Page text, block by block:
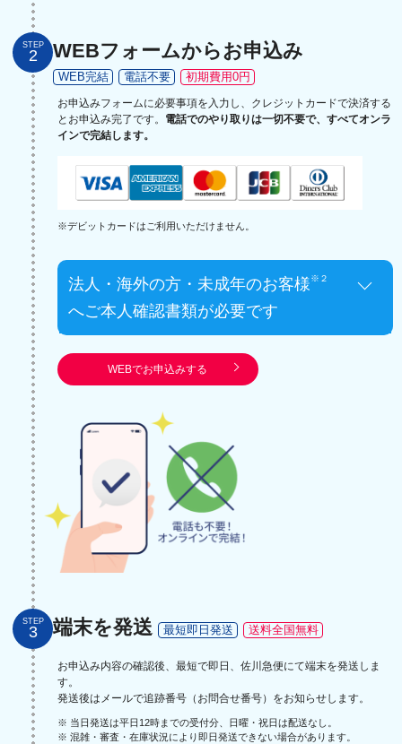
STEP
2 WEBフォームからお申込み
WEB完結 電話不要 初期費用0円
お申込みフォームに必要事項を入力し、クレジットカードで決済する
とお申込み完了です。 電話でのやり取りは一切不要で、すべてオンラ
インで完結します。
※デビットカードはご利用いただけません。
法人・海外の方・未成年のお客様※２
へご本人確認書類が必要です
WEBでお申込みする
STEP
3 端末を発送 最短即日発送 送料全国無料
お申込み内容の確認後、最短で即日、佐川急便にて端末を発送しま
す。
発送後はメールで追跡番号（お問合せ番号）をお知らせします。
※ 当日発送は平日12時までの受付分、日曜・祝日は配送なし。
※ 混雑・審査・在庫状況により即日発送できない場合があります。